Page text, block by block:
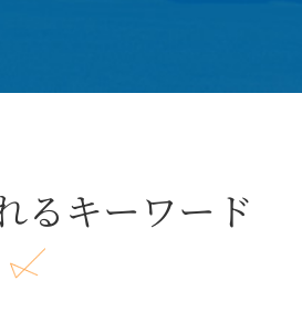
るキーワード